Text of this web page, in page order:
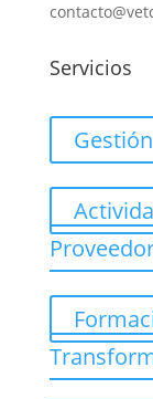
Servicios